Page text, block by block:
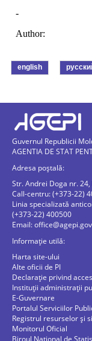
english
Guvernul Republicii
AGENTIA DE STAT
Adresa poștală:
Str. Andrei Doga nr.
Call-centru: (+373-22)
Linia specializată
(+373-22) 400500
Email:
Informație utilă:
Harta site-ului
Alte oficii de PI
Declarație privind
Instituții administrații
E-Guvernare
Portalul Serviciilor
Registrul resurselor și
Monitorul Oficial
Biroul Naţional de